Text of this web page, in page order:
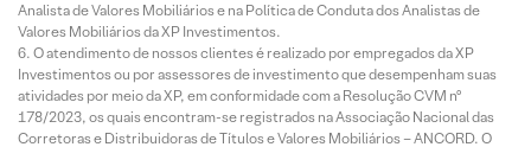
Analista de Valores Mobiliários e na Política de Conduta dos Analistas de
Valores Mobiliários da XP Investimentos.
O atendimento de nossos clientes é realizado por empregados da XP
Investimentos ou por assessores de investimento que desempenham suas
atividades por meio da XP, em conformidade com a Resolução CVM nº
178/2023, os quais encontram-se registrados na Associação Nacional das
Corretoras e Distribuidoras de Títulos e Valores Mobiliários – ANCORD. O